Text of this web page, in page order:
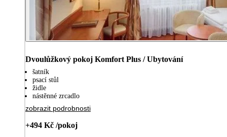
Dvoulůžkový pokoj Komfort Plus / Ubytování
šatník
psací stůl
židle
nástěnné zrcadlo
zobrazit podrobnosti
+494 Kč /pokoj